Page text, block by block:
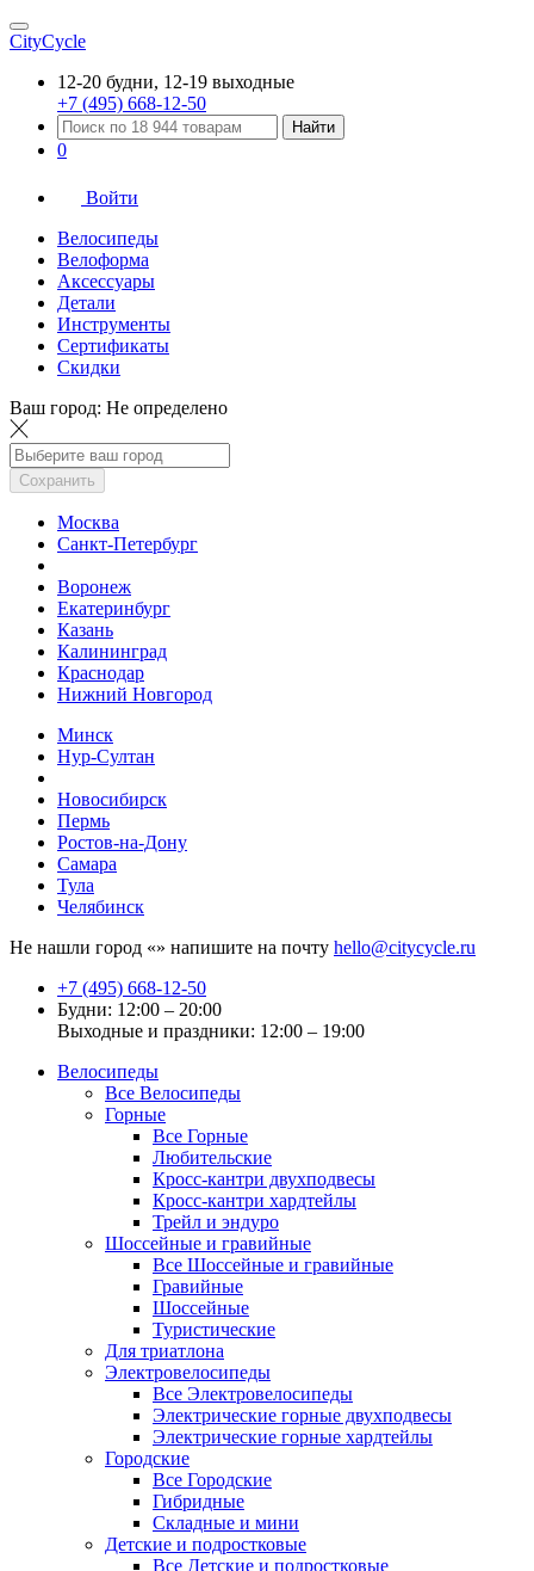
CityCycle
12-20 будни, 12-19 выходные
+7 (495) 668-12-50
Найти
0
Войти
Велосипеды
Велоформа
Аксессуары
Детали
Инструменты
Сертификаты
Скидки
Ваш город: Не определено
Сохранить
Москва
Санкт-Петербург
Воронеж
Екатеринбург
Казань
Калининград
Краснодар
Нижний Новгород
Минск
Нур-Султан
Новосибирск
Пермь
Ростов-на-Дону
Самара
Тула
Челябинск
Не нашли город «» напишите на почту hello@citycycle.ru
+7 (495) 668-12-50
Будни: 12:00 – 20:00
Выходные и праздники: 12:00 – 19:00
Велосипеды
Все Велосипеды
Горные
Все Горные
Любительские
Кросс-кантри двухподвесы
Кросс-кантри хардтейлы
Трейл и эндуро
Шоссейные и гравийные
Все Шоссейные и гравийные
Гравийные
Шоссейные
Туристические
Для триатлона
Электровелосипеды
Все Электровелосипеды
Электрические горные двухподвесы
Электрические горные хардтейлы
Городские
Все Городские
Гибридные
Складные и мини
Детские и подростковые
Все Детские и подростковые